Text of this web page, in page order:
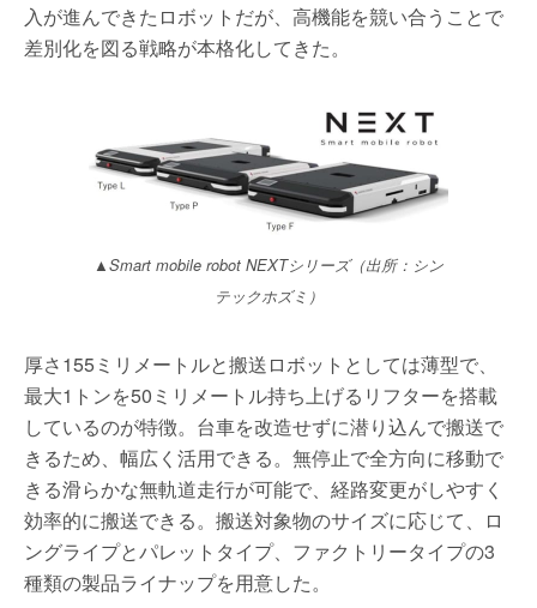
入が進んできたロボットだが、高機能を競い合うことで
差別化を図る戦略が本格化してきた。
▲Smart mobile robot NEXTシリーズ（出所：シン
テックホズミ）
厚さ155ミリメートルと搬送ロボットとしては薄型で、
最大1トンを50ミリメートル持ち上げるリフターを搭載
しているのが特徴。台車を改造せずに潜り込んで搬送で
きるため、幅広く活用できる。無停止で全方向に移動で
きる滑らかな無軌道走行が可能で、経路変更がしやすく
効率的に搬送できる。搬送対象物のサイズに応じて、ロ
ングライプとパレットタイプ、ファクトリータイプの3
種類の製品ライナップを用意した。